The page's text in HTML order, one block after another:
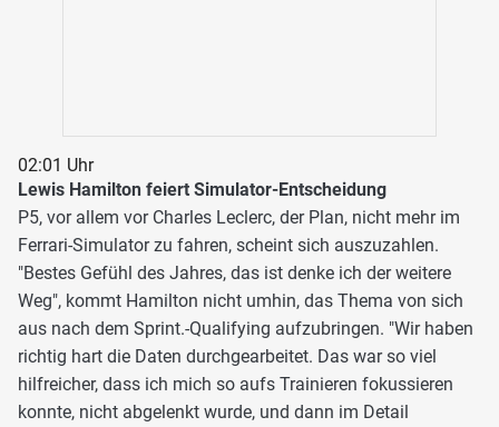
02:01 Uhr
Lewis Hamilton feiert Simulator-Entscheidung
P5, vor allem vor Charles Leclerc, der Plan, nicht mehr im
Ferrari-Simulator zu fahren, scheint sich auszuzahlen.
"Bestes Gefühl des Jahres, das ist denke ich der weitere
Weg", kommt Hamilton nicht umhin, das Thema von sich
aus nach dem Sprint.-Qualifying aufzubringen. "Wir haben
richtig hart die Daten durchgearbeitet. Das war so viel
hilfreicher, dass ich mich so aufs Trainieren fokussieren
konnte, nicht abgelenkt wurde, und dann im Detail